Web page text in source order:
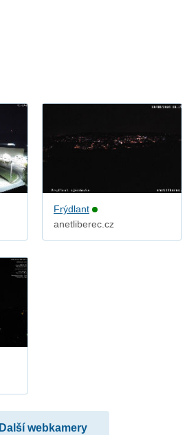
Frýdlant
anetliberec.cz
Další webkamery